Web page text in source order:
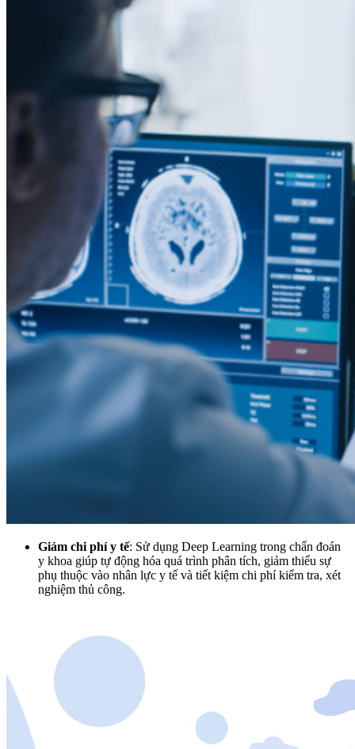
Giảm chi phí y tế: Sử dụng Deep Learning trong chẩn đoán
y khoa giúp tự động hóa quá trình phân tích, giảm thiểu sự
phụ thuộc vào nhân lực y tế và tiết kiệm chi phí kiểm tra, xét
nghiệm thủ công.